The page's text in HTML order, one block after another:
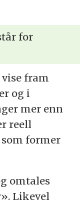
for
fram
og i
mer enn
reell
former
omtales
Likevel